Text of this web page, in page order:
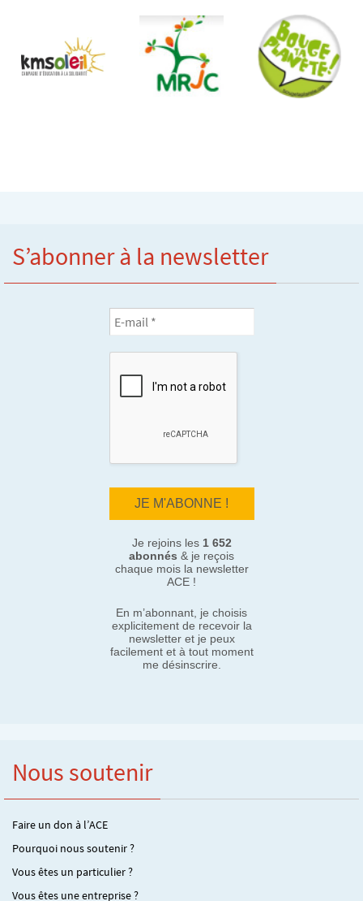
S’abonner à la newsletter
Je rejoins les 1 652
abonnés & je reçois
chaque mois la newsletter
ACE !
En m’abonnant, je choisis
explicitement de recevoir la
newsletter et je peux
facilement et à tout moment
me désinscrire.
Nous soutenir
Faire un don à l’ACE
Pourquoi nous soutenir ?
Vous êtes un particulier ?
Vous êtes une entreprise ?